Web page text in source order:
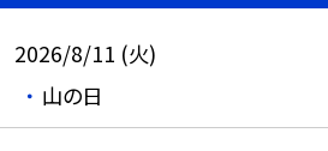
2026/8/11 (火)
山の日